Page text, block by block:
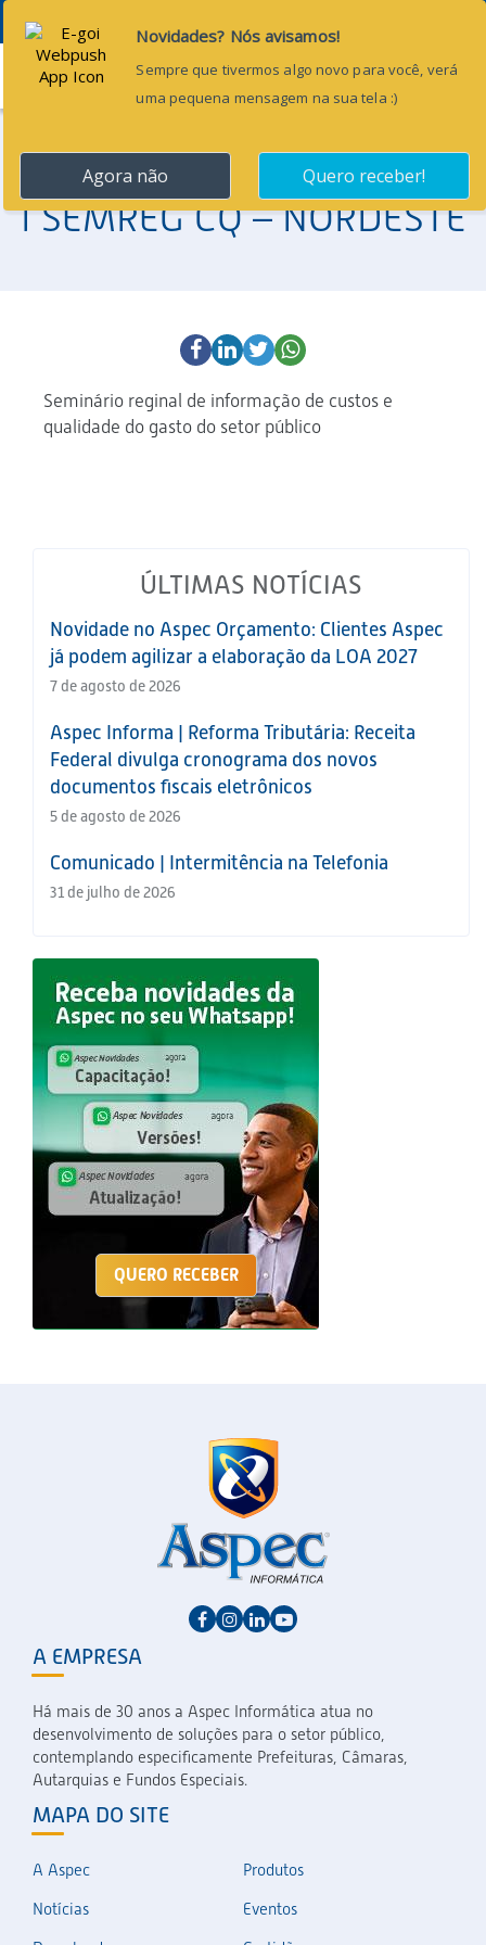
Menu
11 de abril de 2014
I SEMREG CQ – NORDESTE
Seminário reginal de informação de custos e
qualidade do gasto do setor público
ÚLTIMAS NOTÍCIAS
Novidade no Aspec Orçamento: Clientes Aspec
já podem agilizar a elaboração da LOA 2027
7 de agosto de 2026
Aspec Informa | Reforma Tributária: Receita
Federal divulga cronograma dos novos
documentos fiscais eletrônicos
5 de agosto de 2026
Comunicado | Intermitência na Telefonia
31 de julho de 2026
QUERO RECEBER
A EMPRESA
Há mais de 30 anos a Aspec Informática atua no
desenvolvimento de soluções para o setor público,
contemplando especificamente Prefeituras, Câmaras,
Autarquias e Fundos Especiais.
MAPA DO SITE
A Aspec
Produtos
Notícias
Eventos